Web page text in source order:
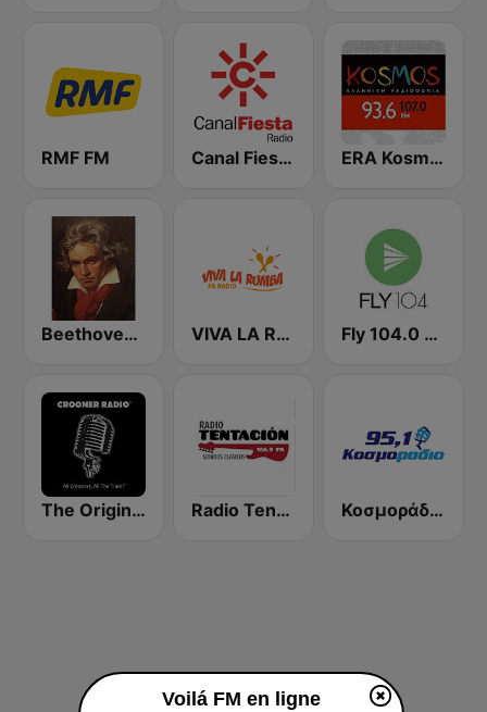
RMF FM Canal Fiesta Radio ERA Kosmos
Beethoven Radio VIVA LA RUMBA Rumba Española Fly 104.0 FM
The Original Crooner Radio Radio Tentacion Chile Κοσμοράδιο 95.1 FM (KosmoRadio)
Voilá FM en ligne